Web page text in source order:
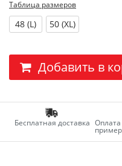
Таблица размеров
48 (L) 50 (XL)
Добавить в
Бесплатная доставка Оплата